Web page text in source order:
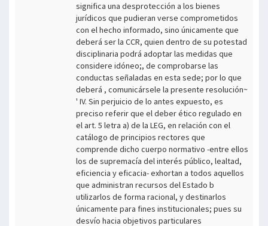
significa una desprotección a los bienes
jurídicos que pudieran verse comprometidos
con el hecho informado, sino únicamente que
deberá ser la CCR, quien dentro de su potestad
disciplinaria podrá adoptar las medidas que
considere idóneo;, de comprobarse las
conductas señaladas en esta sede; por lo que
deberá , comunicársele la presente resolución~
' IV. Sin perjuicio de lo antes expuesto, es
preciso referir que el deber ético regulado en
el art. 5 letra a) de la LEG, en relación con el
catálogo de principios rectores que
comprende dicho cuerpo normativo -entre ellos
los de supremacía del interés público, lealtad,
eficiencia y eficacia- exhortan a todos aquellos
que administran recursos del Estado b
utilizarlos de forma racional, y destinarlos
únicamente para fines institucionales; pues su
desvío hacia objetivos particulares